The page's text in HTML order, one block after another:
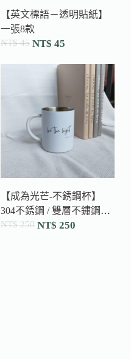
【英文標語－透明貼紙】
一張8款
NT$45 NT$ 45
【成為光芒-不銹鋼杯】
304不銹鋼 / 雙層不鏽鋼杯-
Be the light (250ML)
NT$250 NT$ 250